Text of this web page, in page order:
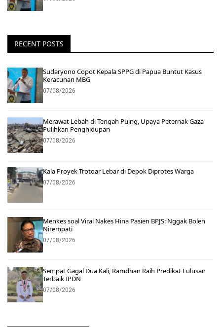
RECENT POSTS
Sudaryono Copot Kepala SPPG di Papua Buntut Kasus
Keracunan MBG
07/08/2026
Merawat Lebah di Tengah Puing, Upaya Peternak Gaza
Pulihkan Penghidupan
07/08/2026
Kala Proyek Trotoar Lebar di Depok Diprotes Warga
07/08/2026
Menkes soal Viral Nakes Hina Pasien BPJS: Nggak Boleh
Nirempati
07/08/2026
Sempat Gagal Dua Kali, Ramdhan Raih Predikat Lulusan
Terbaik IPDN
07/08/2026